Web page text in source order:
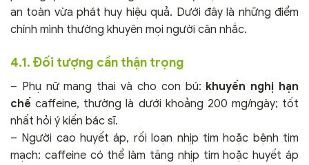
an toàn vừa phát huy hiệu quả. Dưới đây là những điểm
chính mình thường khuyên mọi người cân nhắc.
4.1. Đối tượng cần thận trọng
– Phụ nữ mang thai và cho con bú: khuyến nghị hạn
chế caffeine, thường là dưới khoảng 200 mg/ngày; tốt
nhất hỏi ý kiến bác sĩ.
– Người cao huyết áp, rối loạn nhịp tim hoặc bệnh tim
mạch: caffeine có thể làm tăng nhịp tim hoặc huyết áp